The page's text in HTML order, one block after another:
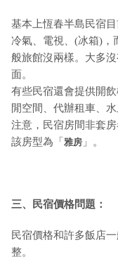
基本上恆春半島民宿
冷氣、電視、(冰箱)，
般旅館沒兩樣。大多
面。
有些民宿還會提供開
閒空間、代辦租車、
注意，民宿房間非套
該房型為「 雅房 」。
三、民宿價格問題：
民宿價格和許多飯店
整。